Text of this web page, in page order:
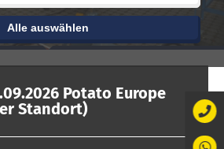
Potato Europe
Standort)
Alle auswählen